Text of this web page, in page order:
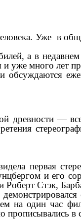
Уже в
а в
уже много лет
обсуждаются
древности —
первая
и его
Роберт Стэк,
на один час
прописывались